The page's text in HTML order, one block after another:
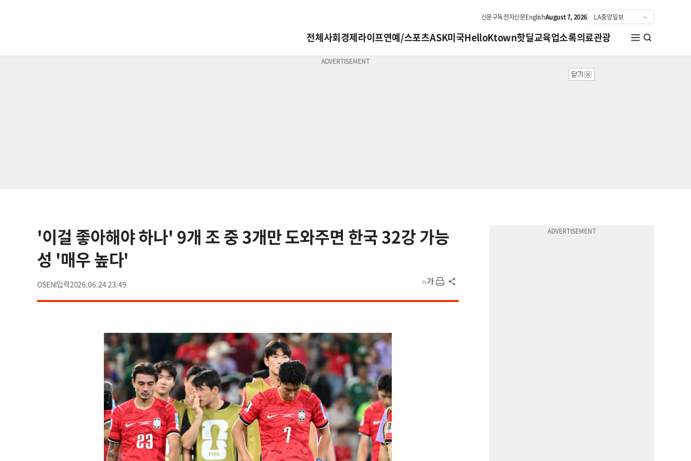
신문구독전자신문EnglishAugust 7, 2026
전체사회경제라이프연예/스포츠ASK미국HelloKtown핫딜교육업소록의료관광
'이걸 좋아해야 하나' 9개 조 중 3개만 도와주면 한국 32강 가능
성 '매우 높다'
OSEN 2026.06.24 23:49